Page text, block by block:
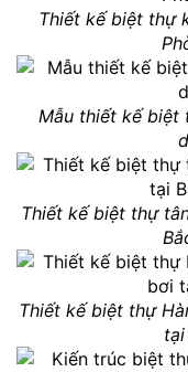
Thiết kế biệt thự
Mẫu thiết kế biệt
Thiết kế biệt thự
Thiết kế biệt thự